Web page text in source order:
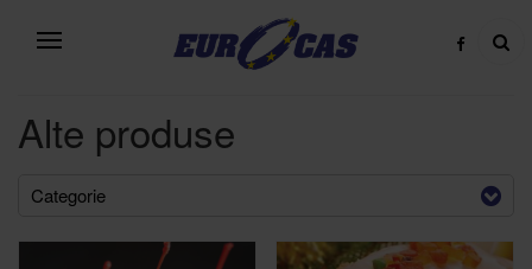
Alte produse
Categorie